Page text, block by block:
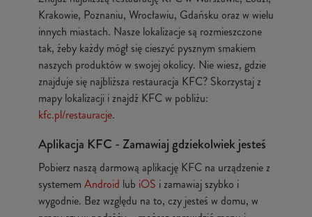
Krakowie, Poznaniu, Wrocławiu, Gdańsku oraz w wielu
innych miastach. Nasze lokalizacje są rozmieszczone
tak, żeby każdy mógł się cieszyć pysznym smakiem
naszych produktów w swojej okolicy. Nie wiesz, gdzie
znajduje się najbliższa restauracja KFC? Skorzystaj z
mapy lokalizacji i znajdź KFC w pobliżu:
kfc.pl/restauracje.
Aplikacja KFC - Zamawiaj gdziekolwiek jesteś
Pobierz naszą darmową aplikację KFC na urządzenie z
systemem Android lub iOS i zamawiaj szybko i
wygodnie. Bez względu na to, czy jesteś w domu, w